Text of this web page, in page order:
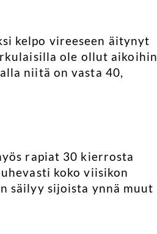
kelpo vireeseen äitynyt
ole ollut aikoihin
niitä on vasta 40,
rapiat 30 kierrosta
koko viisikon
säilyy sijoista ynnä muut